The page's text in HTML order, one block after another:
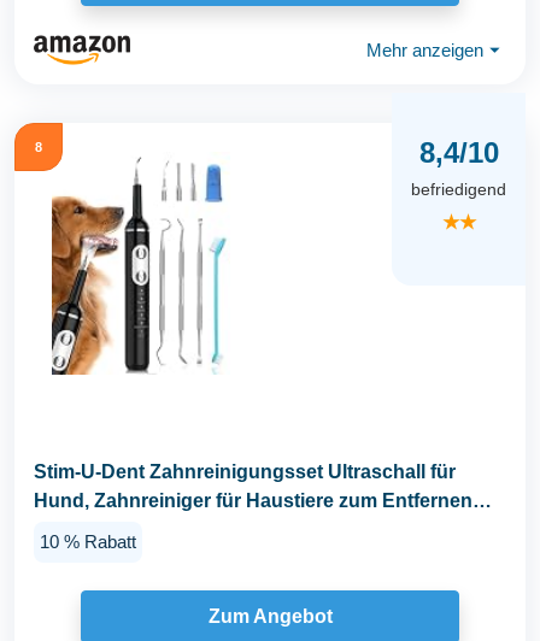
Mehr anzeigen ⏷
8 8,4/10
befriedigend
★★
Stim-U-Dent Zahnreinigungsset Ultraschall für
Hund, Zahnreiniger für Haustiere zum Entfernen
10 % Rabatt
Zum Angebot